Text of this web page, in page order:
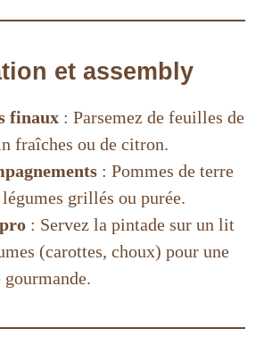
et assembly
finaux : Parsemez de feuilles de
fraîches ou de citron.
: Pommes de terre
grillés ou purée.
: Servez la pintade sur un lit
(carottes, choux) pour une
gourmande.